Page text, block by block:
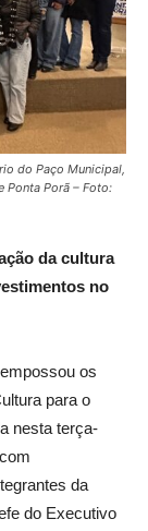
do Paço Municipal,
Ponta Porã – Foto:
da cultura
no
os
para o
nesta terça-
da
do Executivo